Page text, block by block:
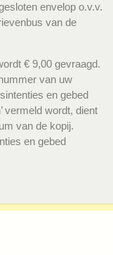
envelop o.v.v.
van de
€ 9,00 gevraagd.
van uw
en gebed
vermeld wordt, dient
van de kopij.
en gebed